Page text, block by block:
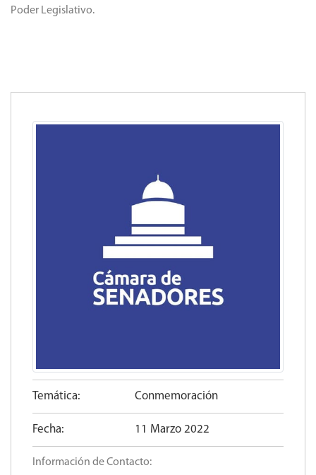
Poder Legislativo.
Temática: Conmemoración
Fecha: 11 Marzo 2022
Información de Contacto: